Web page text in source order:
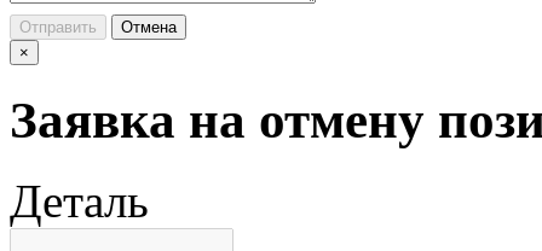
Отправить
Отмена
×
Заявка на отмену
Деталь